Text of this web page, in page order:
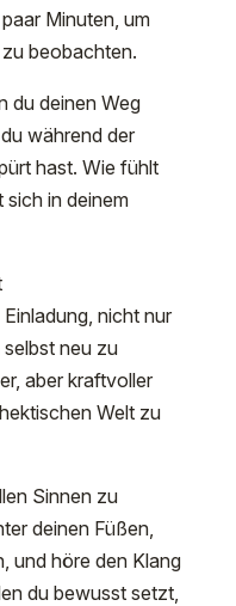
Minuten, um
beobachten.
du deinen Weg
während der
hast. Wie fühlt
sich in deinem
nicht nur
neu zu
aber kraftvoller
Welt zu
Sinnen zu
deinen Füßen,
und höre den Klang
du bewusst setzt,